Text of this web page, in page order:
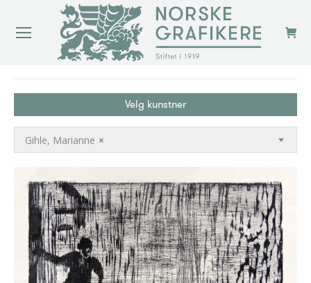
Velg kunstner
×
Gihle, Marianne